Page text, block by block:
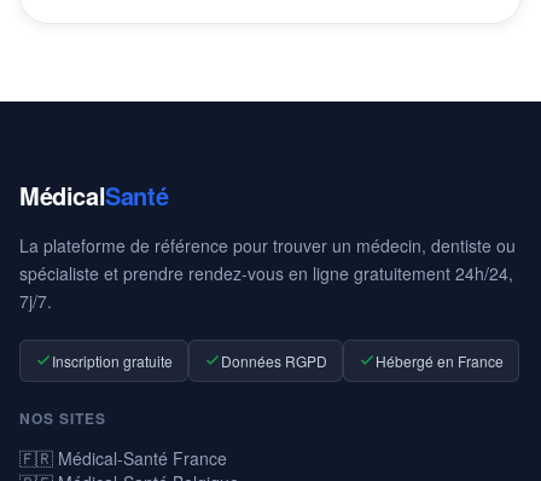
MédicalSanté
La plateforme de référence pour trouver un médecin, dentiste ou
spécialiste et prendre rendez-vous en ligne gratuitement 24h/24,
7j/7.
Inscription gratuite Données RGPD Hébergé en France
NOS SITES
🇫🇷 Médical-Santé France